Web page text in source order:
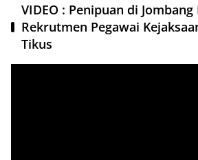
VIDEO : Penipuan di
Rekrutmen Pegawai
Tikus